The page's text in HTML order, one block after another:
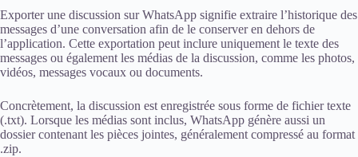
Exporter une discussion sur WhatsApp signifie extraire l’historique des
messages d’une conversation afin de le conserver en dehors de
l’application. Cette exportation peut inclure uniquement le texte des
messages ou également les médias de la discussion, comme les photos,
vidéos, messages vocaux ou documents.
Concrètement, la discussion est enregistrée sous forme de fichier texte
(.txt). Lorsque les médias sont inclus, WhatsApp génère aussi un
dossier contenant les pièces jointes, généralement compressé au format
.zip.